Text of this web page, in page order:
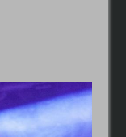
Album soll